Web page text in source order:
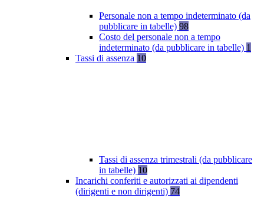
Personale non a tempo indeterminato (da
pubblicare in tabelle) 98
Costo del personale non a tempo
indeterminato (da pubblicare in tabelle) 1
Tassi di assenza 10
Tassi di assenza trimestrali (da pubblicare
in tabelle) 10
Incarichi conferiti e autorizzati ai dipendenti
(dirigenti e non dirigenti) 74